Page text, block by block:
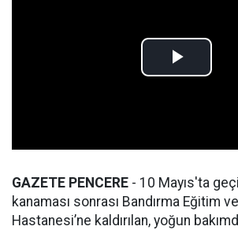
GAZETE PENCERE - 10 Mayıs'ta
kanaması sonrası Bandırma Eğitim
Hastanesi’ne kaldırılan, yoğun